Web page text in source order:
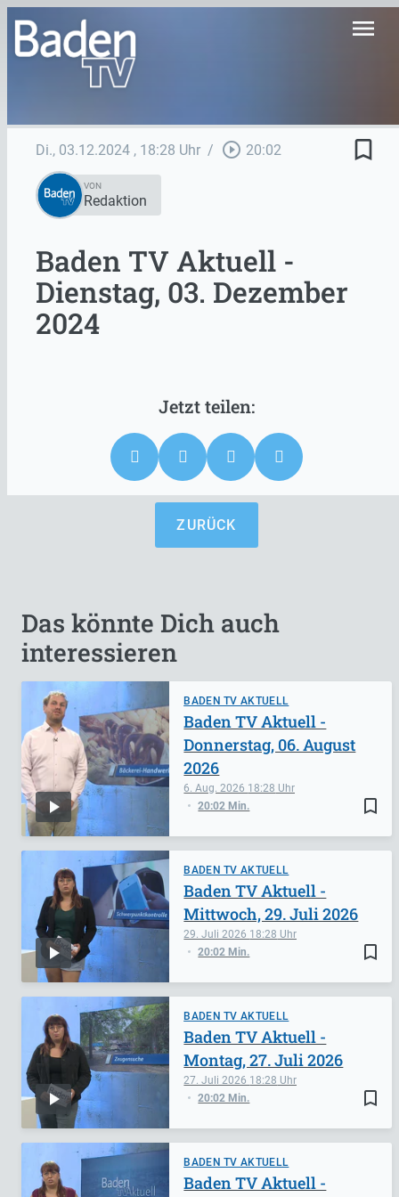
menu
Di., 03.12.2024 , 18:28 Uhr / play_circle_outline 20:02 bookmark_border
VON
Redaktion
Baden TV Aktuell -
Dienstag, 03. Dezember
2024
ZURÜCK
Das könnte Dich auch
interessieren
BADEN TV AKTUELL
bookmark_border
6. Aug. 2026 18:28
20:02 Min.
Baden TV Aktuell -
Donnerstag, 06. August
2026
BADEN TV AKTUELL
bookmark_border
29. Juli 2026 18:28
20:02 Min.
Baden TV Aktuell -
Mittwoch, 29. Juli 2026
BADEN TV AKTUELL
bookmark_border
27. Juli 2026 18:28
20:02 Min.
Baden TV Aktuell -
Montag, 27. Juli 2026
BADEN TV AKTUELL
Baden TV Aktuell -